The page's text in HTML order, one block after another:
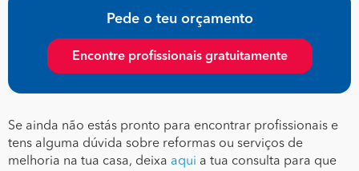
Pede o teu orçamento
Encontre profissionais gratuitamente
Se ainda não estás pronto para encontrar profissionais e
tens alguma dúvida sobre reformas ou serviços de
melhoria na tua casa, deixa aqui a tua consulta para que